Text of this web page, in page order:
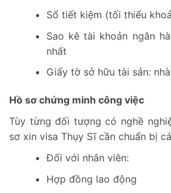
Sổ tiết kiệm (tối thiểu
Sao kê tài khoản ngân
nhất
Giấy tờ sở hữu tài sản:
Hồ sơ chứng minh công việc
Tùy từng đối tượng có nghề
sơ xin visa Thụy Sĩ cần chuẩn bị
Đối với nhân viên:
Hợp đồng lao động